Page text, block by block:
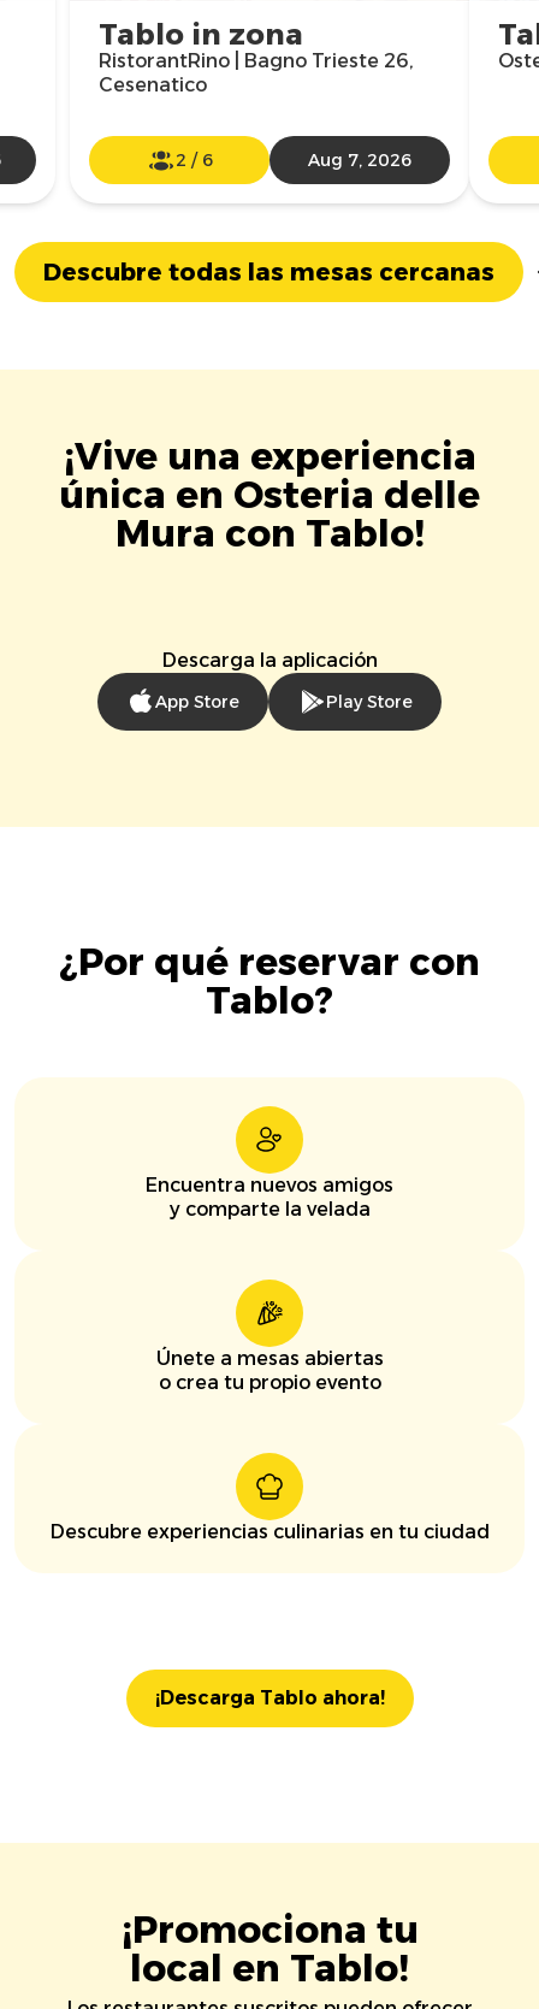
Tablo in zona
RistorantRino | Bagno Trieste 26,
Cesenatico
2 / 6 Aug 7, 2026
Descubre todas las mesas cercanas
¡Vive una experiencia
única en Osteria delle
Mura con Tablo!
Descarga la aplicación
App Store Play Store
¿Por qué reservar con
Tablo?
Encuentra nuevos amigos
y comparte la velada
Únete a mesas abiertas
o crea tu propio evento
Descubre experiencias culinarias en tu ciudad
¡Descarga Tablo ahora!
¡Promociona tu
local en Tablo!